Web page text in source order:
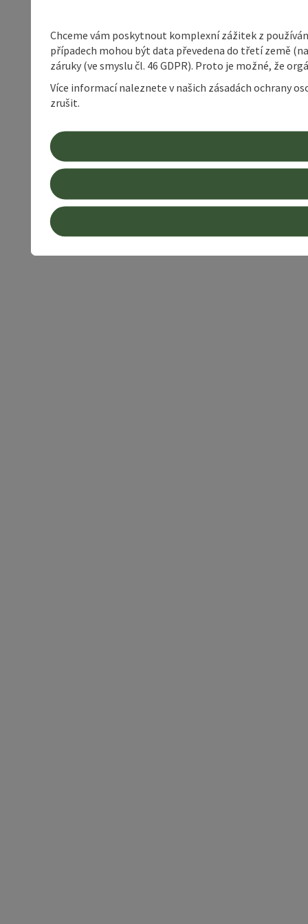
Chceme vám poskytnout komplexní zážitek z
případech mohou být data převedena do třetí země
záruky (ve smyslu čl. 46 GDPR). Proto je možné, že
Více informací naleznete v našich zásadách ochrany
zrušit.